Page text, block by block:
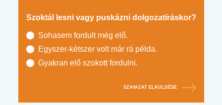
Szoktál lesni vagy puskázni dolgozatíráskor?
Sohasem fordult még elő.
Egyszer-kétszer volt már rá példa.
Gyakran elő szokott fordulni.
SZAVAZAT ELKÜLDÉSE